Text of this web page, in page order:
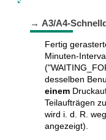
→ A3/A4-
Fertig
Minuten-
desselben
einem
Teilauf­trägen
wird i. d. R.
angezeigt).